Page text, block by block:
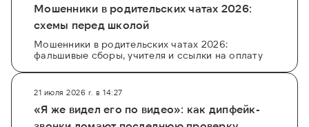
предлагаем как бесплатный базовый поиск, так
и расширенную проверку через платные базы
данных, чтобы вы получили максимум
информации о подозрительном незнакомце и
обезопасили свое общение в сети.
Мошенники в родительских чатах 2026:
схемы перед школой
Мошенники в родительских чатах 2026:
фальшивые сборы, учителя и ссылки на оплату
21 июля 2026 г. в 14:27
«Я же видел его по видео»: как дипфейк-